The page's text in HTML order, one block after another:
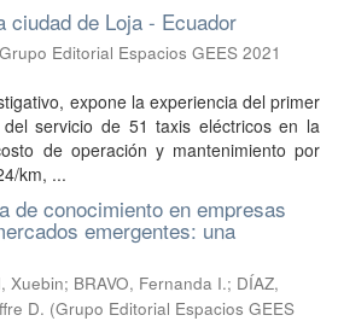
ciudad de Loja - Ecuador
Grupo Editorial Espacios GEES 2021
expone la experiencia del primer
servicio de 51 taxis eléctricos en la
de operación y mantenimiento por
km, ...
de conocimiento en empresas
emergentes: una
Xuebin; BRAVO, Fernanda I.; DÍAZ,
D. (Grupo Editorial Espacios GEES